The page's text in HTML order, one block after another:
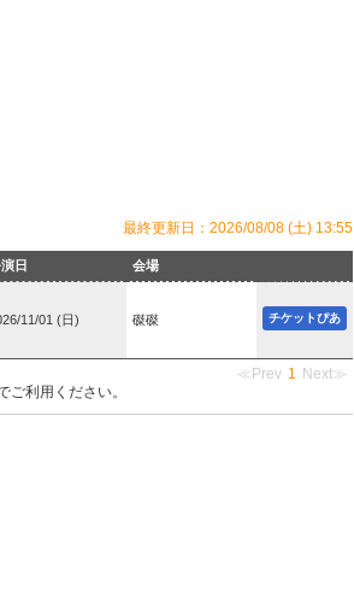
最終更新日：2026/08/08 (土) 13:55
日 会場
11/01 (日) 磔磔 チケットぴあ
≪Prev 1 Next≫
利用ください。